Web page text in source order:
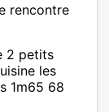
rencontre
2 petits
les
1m65 68